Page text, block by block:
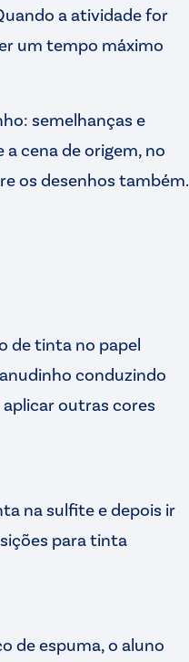
a atividade for
um tempo máximo
semelhanças e
cena de origem, no
os desenhos também.
de tinta no papel
conduzindo
outras cores
na sulfite e depois ir
para tinta
de espuma, o aluno